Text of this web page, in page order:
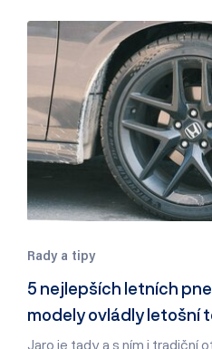
Rady a tipy
5 nejlepších letních
modely ovládly letošní
Jaro je tady a s ním i tradiční